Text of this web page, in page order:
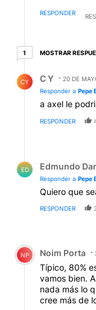
RESPONDER
11 respuesta más
MOSTRAR
CY C Y
20 DE
Responder a Pepe
a axel le
RESPONDER
ED Edmundo
Responder a Pepe
Quiero que
RESPONDER
Comentario de
NP Noim Porta
Típico, 80%
vamos bien.
nada más lo
cree más de